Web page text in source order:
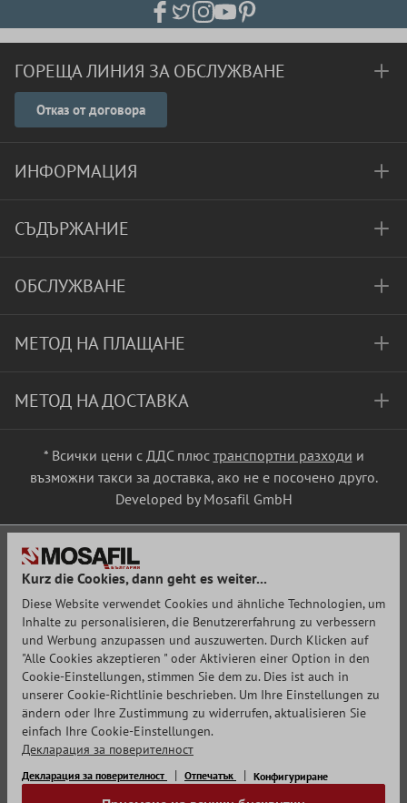
ГОРЕЩА ЛИНИЯ ЗА ОБСЛУЖВАНЕ
Отказ от договора
ИНФОРМАЦИЯ
СЪДЪРЖАНИЕ
ОБСЛУЖВАНЕ
МЕТОД НА ПЛАЩАНЕ
МЕТОД НА ДОСТАВКА
* Всички цени с ДДС плюс транспортни разходи и
възможни такси за доставка, ако не е посочено друго.
Developed by Mosafil GmbH
Kurz die Cookies, dann geht es weiter...
Diese Website verwendet Cookies und ähnliche Technologien, um
Inhalte zu personalisieren, die Benutzererfahrung zu verbessern
und Werbung anzupassen und auszuwerten. Durch Klicken auf
"Alle Cookies akzeptieren " oder Aktivieren einer Option in den
Cookie-Einstellungen, stimmen Sie dem zu. Dies ist auch in
unserer Cookie-Richtlinie beschrieben. Um Ihre Einstellungen zu
ändern oder Ihre Zustimmung zu widerrufen, aktualisieren Sie
einfach Ihre Cookie-Einstellungen.
Декларация за поверителност
Декларация за поверителност Отпечатък Конфигуриране